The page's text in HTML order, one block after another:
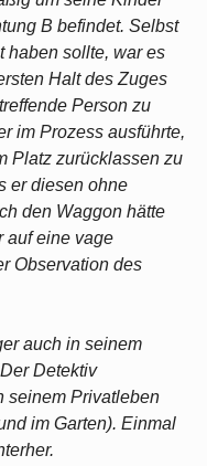
B befindet. Selbst
haben sollte, war es
Halt des Zuges
Person zu
im Prozess ausführte,
Platz zurücklassen zu
er diesen ohne
den Waggon hätte
auf eine vage
Observation des
auch in seinem
Detektiv
seinem Privatleben
im Garten). Einmal